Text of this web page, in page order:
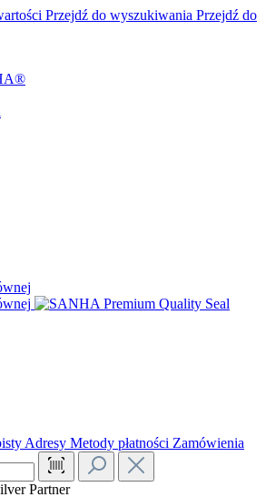
Przejdź do wyszukiwania Przejdź do
Adresy Metody płatności Zamówienia